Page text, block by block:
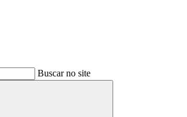
Buscar no site